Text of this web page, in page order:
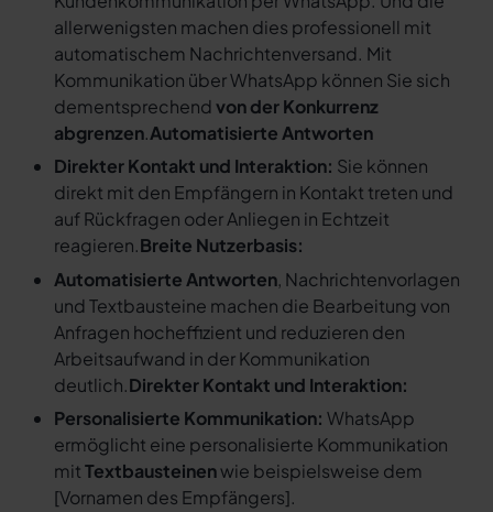
allerwenigsten machen dies professionell mit
automatischem Nachrichtenversand. Mit
Kommunikation über WhatsApp können Sie sich
dementsprechendvon der Konkurrenz
abgrenzen.Automatisierte Antworten
Direkter Kontakt und Interaktion: Sie können
direkt mit den Empfängern in Kontakt treten und
auf Rückfragen oder Anliegen in Echtzeit
reagieren.Breite Nutzerbasis:
Automatisierte Antworten, Nachrichtenvorlagen
und Textbausteine machen die Bearbeitung von
Anfragen hocheffizient und reduzieren den
Arbeitsaufwand in der Kommunikation
deutlich.Direkter Kontakt und Interaktion:
Personalisierte Kommunikation: WhatsApp
ermöglicht eine personalisierte Kommunikation
mitTextbausteinenwie beispielsweise dem
[Vornamen des Empfängers].